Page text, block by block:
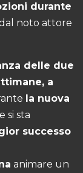
durante
noto attore
delle due
a
la nuova
si sta
successo
animare un